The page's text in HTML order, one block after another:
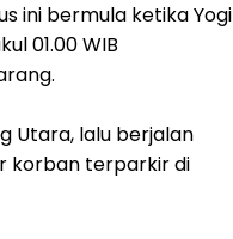
ini bermula ketika Yogi
01.00 WIB
Utara, lalu berjalan
korban terparkir di